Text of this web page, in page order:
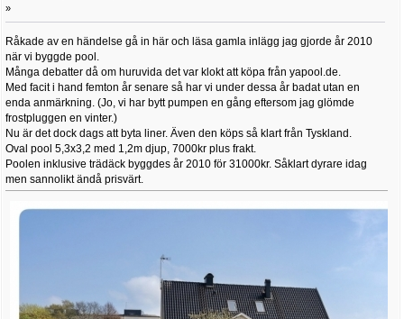
»
Råkade av en händelse gå in här och läsa gamla inlägg jag gjorde år 2010
när vi byggde pool.
Många debatter då om huruvida det var klokt att köpa från yapool.de.
Med facit i hand femton år senare så har vi under dessa år badat utan en
enda anmärkning. (Jo, vi har bytt pumpen en gång eftersom jag glömde
frostpluggen en vinter.)
Nu är det dock dags att byta liner. Även den köps så klart från Tyskland.
Oval pool 5,3x3,2 med 1,2m djup, 7000kr plus frakt.
Poolen inklusive trädäck byggdes år 2010 för 31000kr. Såklart dyrare idag
men sannolikt ändå prisvärt.